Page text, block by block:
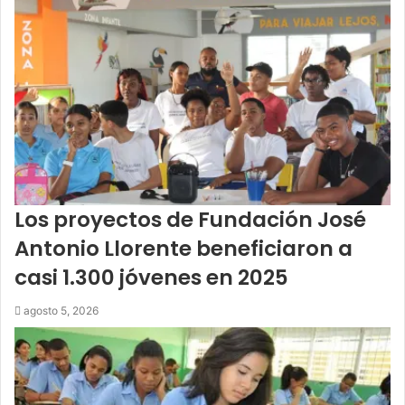
Los proyectos de Fundación José
Antonio Llorente beneficiaron a
casi 1.300 jóvenes en 2025
agosto 5, 2026